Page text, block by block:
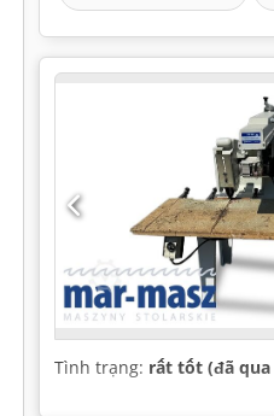
Tình trạng: rất tốt (đã